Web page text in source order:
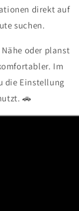
direkt auf
suchen.
oder planst
Im
die Einstellung
🚗